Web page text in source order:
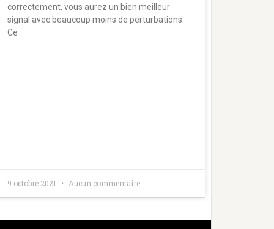
correctement, vous aurez un bien meilleur
signal avec beaucoup moins de perturbations.
Ce
9 octobre 2021 Aucun commentaire